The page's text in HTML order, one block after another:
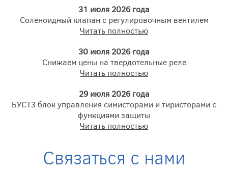
31 июля 2026 года
Соленоидный клапан с регулировочным вентилем
Читать полностью
30 июля 2026 года
Снижаем цены на твердотельные реле
Читать полностью
29 июля 2026 года
БУСТ3 блок управления симисторами и тиристорами с
функциями защиты
Читать полностью
Связаться с нами